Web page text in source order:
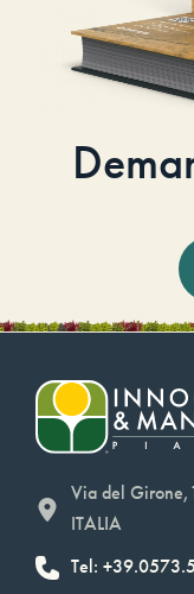
Via del
ITALIA
Tel: